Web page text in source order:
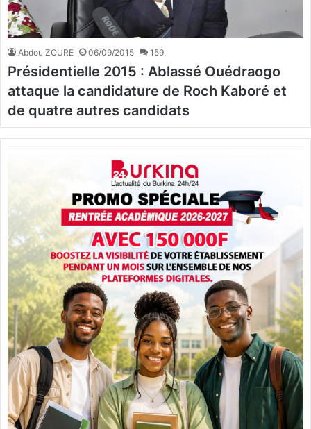
Abdou ZOURE 06/09/2015 159
Présidentielle 2015 : Ablassé Ouédraogo
attaque la candidature de Roch Kaboré et
de quatre autres candidats